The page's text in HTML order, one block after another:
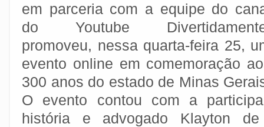
em parceria com a equipe do
do Youtube
promoveu, nessa quarta-feira 25,
evento online em comemoração
300 anos do estado de Minas
O evento contou com a
história e advogado Klayton